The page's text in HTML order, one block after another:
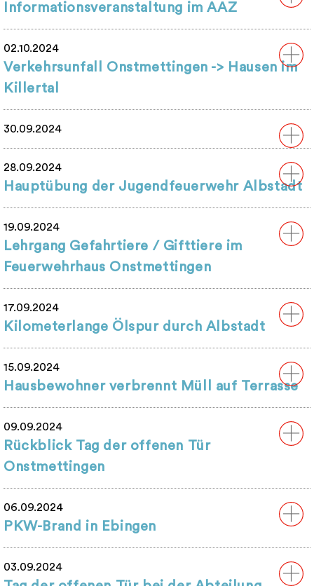
Informationsveranstaltung im AAZ
02.10.2024
Verkehrsunfall Onstmettingen -> Hausen im
Killertal
30.09.2024
28.09.2024
Hauptübung der Jugendfeuerwehr Albstadt
19.09.2024
Lehrgang Gefahrtiere / Gifttiere im
Feuerwehrhaus Onstmettingen
17.09.2024
Kilometerlange Ölspur durch Albstadt
15.09.2024
Hausbewohner verbrennt Müll auf Terrasse
09.09.2024
Rückblick Tag der offenen Tür
Onstmettingen
06.09.2024
PKW-Brand in Ebingen
03.09.2024